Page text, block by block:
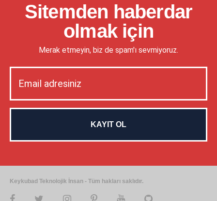
Sitemden haberdar
olmak için
Merak etmeyin, biz de spam'ı sevmiyoruz.
Keykubad Teknolojik İnsan - Tüm hakları saklıdır.